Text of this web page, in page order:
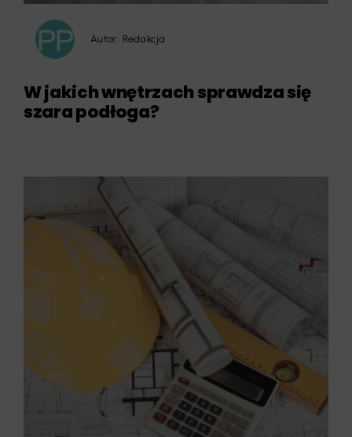
Autor: Redakcja
W jakich wnętrzach sprawdza się
szara podłoga?